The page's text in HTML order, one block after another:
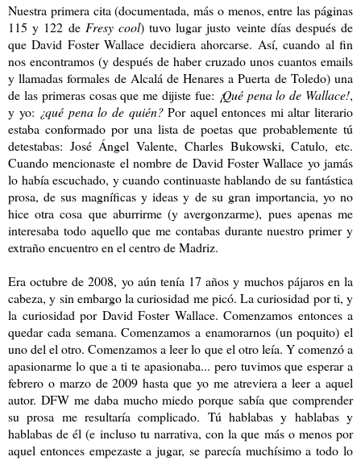
Nuestra primera cita (documentada, más o menos, entre las páginas
115 y 122 de Fresy cool) tuvo lugar justo veinte días después de
que David Foster Wallace decidiera ahorcarse. Así, cuando al fin
nos encontramos (y después de haber cruzado unos cuantos emails
y llamadas formales de Alcalá de Henares a Puerta de Toledo) una
de las primeras cosas que me dijiste fue: ¡Qué pena lo de Wallace!,
y yo: ¿qué pena lo de quién?Por aquel entonces mi altar literario
estaba conformado por una lista de poetas que probablemente tú
detestabas: José Ángel Valente, Charles Bukowski, Catulo, etc.
Cuando mencionaste el nombre de David Foster Wallace yo jamás
lo había escuchado, y cuando continuaste hablando de su fantástica
prosa, de sus magníficas y ideas y de su gran importancia, yo no
hice otra cosa que aburrirme (y avergonzarme), pues apenas me
interesaba todo aquello que me contabas durante nuestro primer y
extraño encuentro en el centro de Madriz.
Era octubre de 2008, yo aún tenía 17 años y muchos pájaros en la
cabeza, y sin embargo la curiosidad me picó. La curiosidad por ti, y
la curiosidad por David Foster Wallace. Comenzamos entonces a
quedar cada semana. Comenzamos a enamorarnos (un poquito) el
uno del el otro. Comenzamos a leer lo que el otro leía. Y comenzó a
apasionarme lo que a ti te apasionaba... pero tuvimos que esperar a
febrero o marzo de 2009 hasta que yo me atreviera a leer a aquel
autor. DFW me daba mucho miedo porque sabía que comprender
su prosa me resultaría complicado. Tú hablabas y hablabas y
hablabas de él (e incluso tu narrativa, con la que más o menos por
aquel entonces empezaste a jugar, se parecía muchísimo a todo lo